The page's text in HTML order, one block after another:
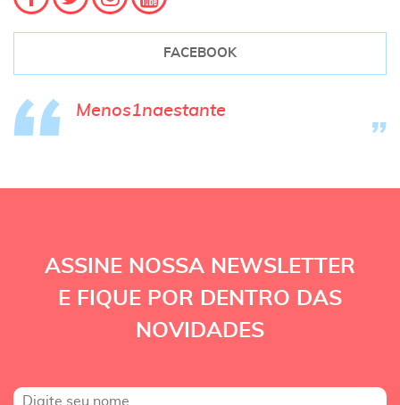
FACEBOOK
Menos1naestante
ASSINE NOSSA NEWSLETTER
E FIQUE POR DENTRO DAS
NOVIDADES